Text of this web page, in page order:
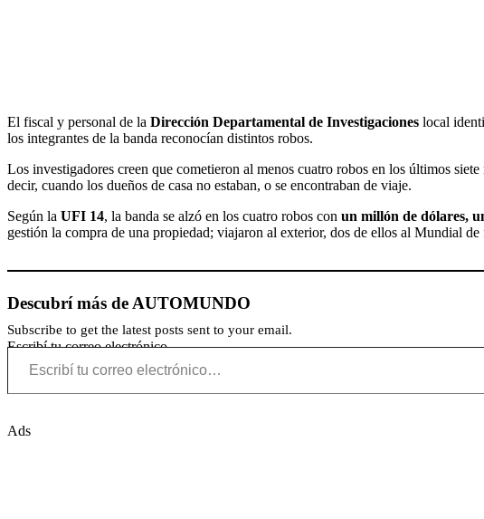
El fiscal y personal de la Dirección Departamental de Investigaciones local
los integrantes de la banda reconocían distintos robos.
Los investigadores creen que cometieron al menos cuatro robos en los últimos
decir, cuando los dueños de casa no estaban, o se encontraban de viaje.
Según la UFI 14, la banda se alzó en los cuatro robos con un millón de dólares,
gestión la compra de una propiedad; viajaron al exterior, dos de ellos al Mundial
Descubrí más de AUTOMUNDO
Subscribe to get the latest posts sent to your email.
Escribí tu correo electrónico…
Ads